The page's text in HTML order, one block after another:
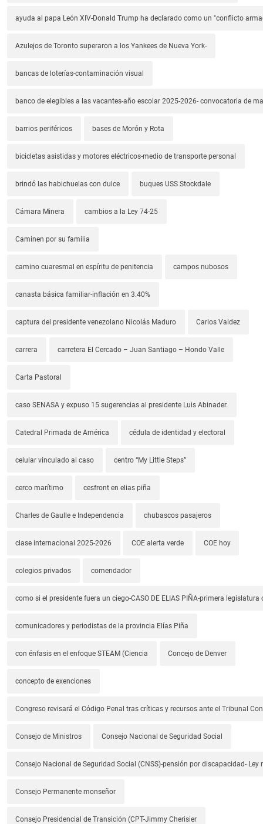
ayuda al papa León XIV-Donald Trump ha declarado como un "conflicto
Azulejos de Toronto superaron a los Yankees de Nueva York-
bancas de loterías-contaminación visual
banco de elegibles a las vacantes-año escolar 2025-2026- convocatoria de
barrios periféricos bases de Morón y Rota
bicicletas asistidas y motores eléctricos-medio de transporte personal
brindó las habichuelas con dulce buques USS Stockdale
Cámara Minera cambios a la Ley 74-25
Caminen por su familia
camino cuaresmal en espíritu de penitencia campos nubosos
canasta básica familiar-inflación en 3.40%
captura del presidente venezolano Nicolás Maduro Carlos Valdez
carrera carretera El Cercado – Juan Santiago – Hondo Valle
Carta Pastoral
caso SENASA y expuso 15 sugerencias al presidente Luis Abinader.
Catedral Primada de América cédula de identidad y electoral
celular vinculado al caso centro “My Little Steps”
cerco marítimo cesfront en elias piña
Charles de Gaulle e Independencia chubascos pasajeros
clase internacional 2025-2026 COE alerta verde COE hoy
colegios privados comendador
como si el presidente fuera un ciego-CASO DE ELIAS PIÑA-primera legislatura
comunicadores y periodistas de la provincia Elías Piña
con énfasis en el enfoque STEAM (Ciencia Concejo de Denver
concepto de exenciones
Congreso revisará el Código Penal tras críticas y recursos ante el Tribunal
Consejo de Ministros Consejo Nacional de Seguridad Social
Consejo Nacional de Seguridad Social (CNSS)-pensión por discapacidad- Ley
Consejo Permanente monseñor
Consejo Presidencial de Transición (CPT-Jimmy Cherisier